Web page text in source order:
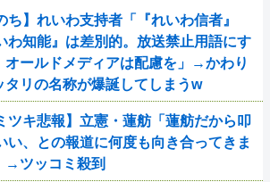
ち】れいわ支持者「『れいわ信者』
わ知能』は差別的。放送禁止用語にす
オールドメディアは配慮を」→かわり
タリの名称が爆誕してしまうw
ツキ悲報】立憲・蓮舫「蓮舫だから叩
い、との報道に何度も向き合ってきま
→ツッコミ殺到